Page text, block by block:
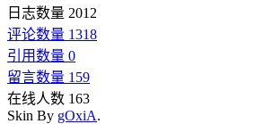
日志数量 2012
评论数量 1318
引用数量 0
留言数量 159
在线人数 163
Skin By gOxiA.